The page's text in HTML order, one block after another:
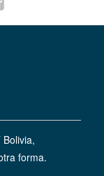
forma.